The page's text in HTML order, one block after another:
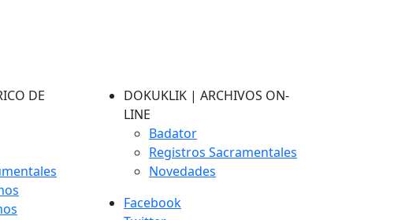
DE
DOKUKLIK | ARCHIVOS ON-
LINE
Badator
Registros Sacramentales
Novedades
Facebook